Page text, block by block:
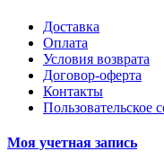
Доставка
Оплата
Условия возврата
Договор-оферта
Контакты
Пользовательское
Моя учетная запись